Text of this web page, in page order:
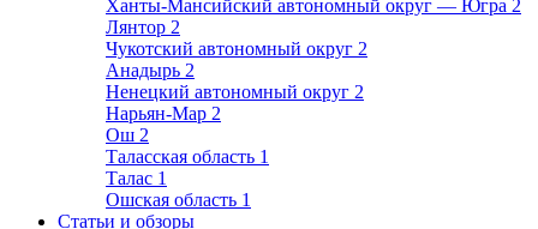
Ханты-Мансийский автономный округ — Югра 2
Лянтор 2
Чукотский автономный округ 2
Анадырь 2
Ненецкий автономный округ 2
Нарьян-Мар 2
Ош 2
Таласская область 1
Талас 1
Ошская область 1
Статьи и обзоры